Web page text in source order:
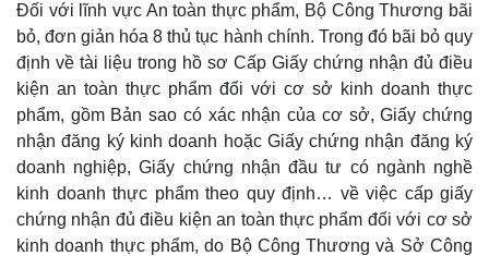
Đối với lĩnh vực An toàn thực phẩm, Bộ Công Thương bãi
bỏ, đơn giản hóa 8 thủ tục hành chính. Trong đó bãi bỏ quy
định về tài liệu trong hồ sơ Cấp Giấy chứng nhận đủ điều
kiện an toàn thực phẩm đối với cơ sở kinh doanh thực
phẩm, gồm Bản sao có xác nhận của cơ sở, Giấy chứng
nhận đăng ký kinh doanh hoặc Giấy chứng nhận đăng ký
doanh nghiệp, Giấy chứng nhận đầu tư có ngành nghề
kinh doanh thực phẩm theo quy định… về việc cấp giấy
chứng nhận đủ điều kiện an toàn thực phẩm đối với cơ sở
kinh doanh thực phẩm, do Bộ Công Thương và Sở Công